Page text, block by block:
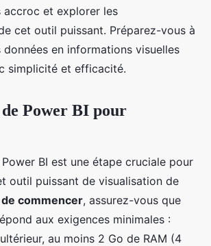
accroc et explorer les
cet outil puissant. Préparez-vous à
en informations visuelles
simplicité et efficacité.
Power BI pour
BI est une étape cruciale pour
outil puissant de visualisation de
commencer, assurez-vous que
aux exigences minimales :
au moins 2 Go de RAM (4